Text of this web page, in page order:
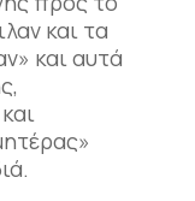
και τα
και αυτά